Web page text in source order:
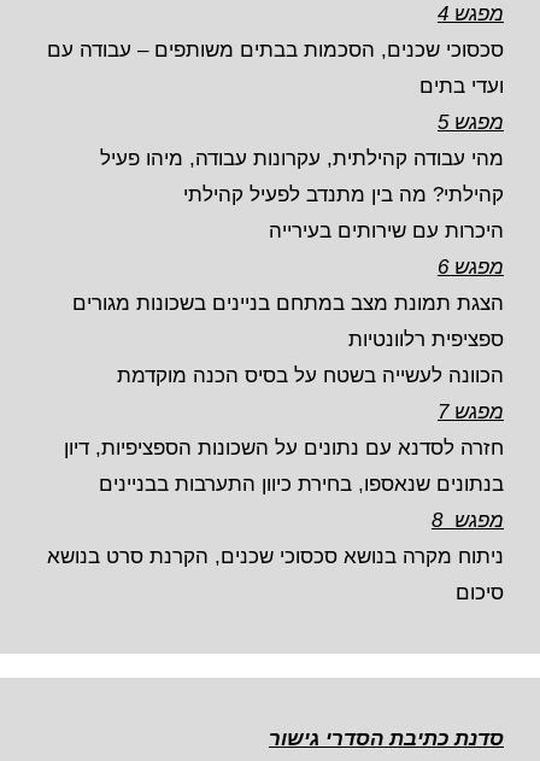
מפגש 4
סכסוכי שכנים, הסכמות בבתים משותפים – עבודה עם
ועדי בתים
מפגש 5
מהי עבודה קהילתית, עקרונות עבודה, מיהו פעיל
קהילתי? מה בין מתנדב לפעיל קהילתי
היכרות עם שירותים בעירייה
מפגש 6
הצגת תמונת מצב במתחם בניינים בשכונות מגורים
ספציפית רלוונטיות
הכוונה לעשייה בשטח על בסיס הכנה מוקדמת
מפגש 7
חזרה לסדנא עם נתונים על השכונות הספציפיות, דיון
בנתונים שנאספו, בחירת כיוון התערבות בבניינים
מפגש 8
ניתוח מקרה בנושא סכסוכי שכנים, הקרנת סרט בנושא
סיכום
סדנת כתיבת הסדרי גישור